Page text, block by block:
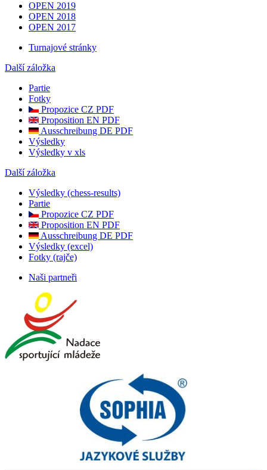
OPEN 2019
OPEN 2018
OPEN 2017
Turnajové stránky
Další záložka
Partie
Fotky
Propozice CZ PDF
Proposition EN PDF
Ausschreibung DE PDF
Výsledky
Výsledky v xls
Další záložka
Výsledky (chess-results)
Partie
Propozice CZ PDF
Proposition EN PDF
Ausschreibung DE PDF
Výsledky (excel)
Fotky (rajče)
Naši partneři